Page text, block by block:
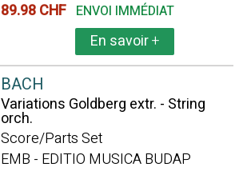
89.98 CHF ENVOI IMMÉDIAT
En savoir+
BACH
Variations Goldberg extr. - String
orch.
Score/Parts Set
EMB - EDITIO MUSICA BUDAP